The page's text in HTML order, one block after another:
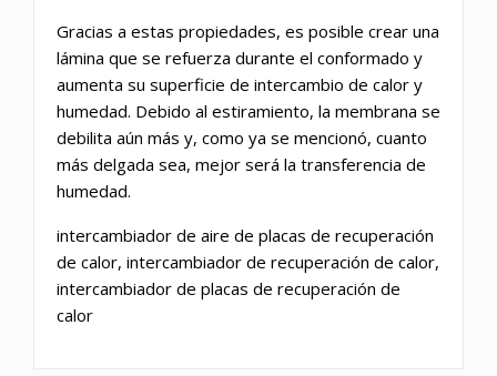
Gracias a estas propiedades, es posible crear una
lámina que se refuerza durante el conformado y
aumenta su superficie de intercambio de calor y
humedad. Debido al estiramiento, la membrana se
debilita aún más y, como ya se mencionó, cuanto
más delgada sea, mejor será la transferencia de
humedad.
intercambiador de aire de placas de recuperación
de calor, intercambiador de recuperación de calor,
intercambiador de placas de recuperación de
calor